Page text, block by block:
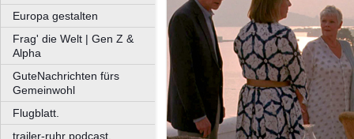
Europa gestalten
Frag' die Welt | Gen Z &
Alpha
GuteNachrichten fürs
Gemeinwohl
Flugblatt.
trailer-ruhr podcast.